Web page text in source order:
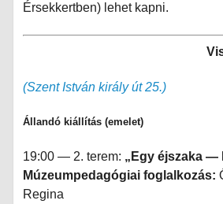
Érsekkertben) lehet kapni.
(Szent István király út 25.)
Állandó kiállítás (emelet)
19:00 — 2. terem: „Egy éjszaka —
Múzeumpedagógiai foglalkozás:
Regina